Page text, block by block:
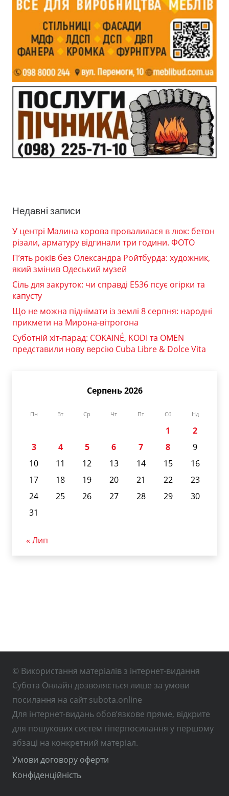
Недавні записи
У центрі Малина корова провалилася в люк: бетон
різали, арматуру відгинали три години. ФОТО
П’ять років без Олександра Ройтбурда: художник,
який змінив Одеський музей
Сіль для закруток: чи справді Е536 псує огірки та
капусту
Що не можна піднімати із землі 8 серпня: народні
прикмети на Мирона-вітрогона
Суботній хіт-парад: COKAINÉ, KODI та OMEN
представили нову версію Cuba Libre & Dolce Vita
Серпень 2026
Пн Вт Ср Чт Пт Сб Нд
1
2
3
4 5 6 7 8
9
10
11 12 13 14 15
16
17
18 19 20 21 22
23
24
25 26 27 28 29
30
31
« Лип
© Використання матеріалів з інтернет-видання
Субота Онлайн дозволяється лише за умови
посилання на сайт subota.online
Для інтернет-видань обов’язкове пряме, відкрите
для пошукових систем гіперпосилання у першому
абзаці на конкретний матеріал.
Умови договору оферти
Конфіденційність